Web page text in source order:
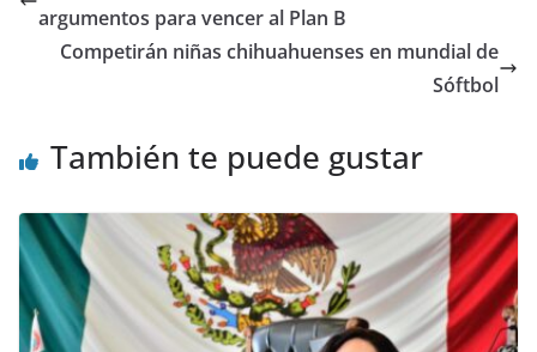
argumentos para vencer al Plan B
Competirán niñas chihuahuenses en mundial de
Sóftbol
También te puede gustar